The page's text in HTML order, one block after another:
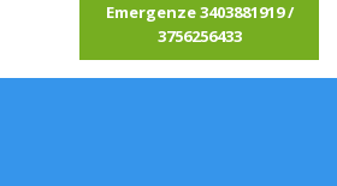
Emergenze 3403881919 /
3756256433